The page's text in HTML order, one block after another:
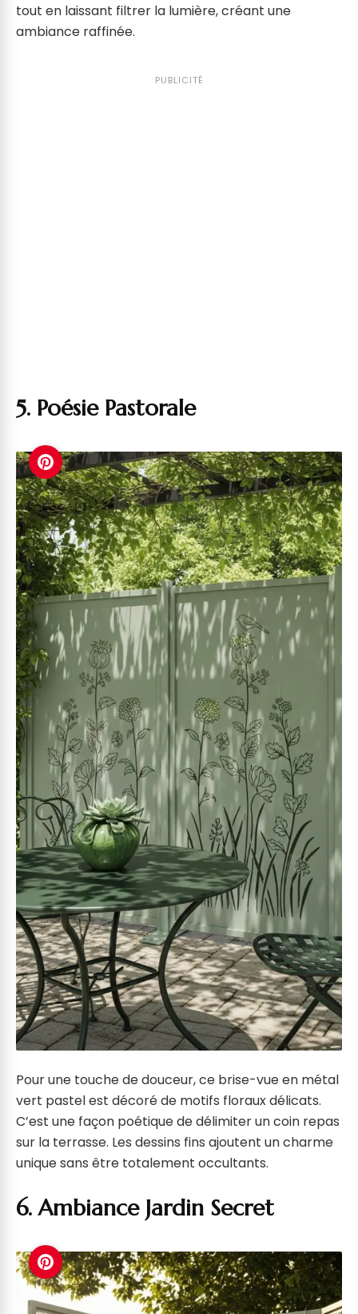
tout en laissant filtrer la lumière, créant une
ambiance raffinée.
PUBLICITÉ
5. Poésie Pastorale
Pour une touche de douceur, ce brise-vue en métal
vert pastel est décoré de motifs floraux délicats.
C’est une façon poétique de délimiter un coin repas
sur la terrasse. Les dessins fins ajoutent un charme
unique sans être totalement occultants.
6. Ambiance Jardin Secret